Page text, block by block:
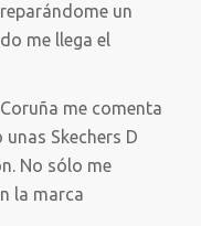
un
me llega el
me comenta
Skechers D
No sólo me
la marca